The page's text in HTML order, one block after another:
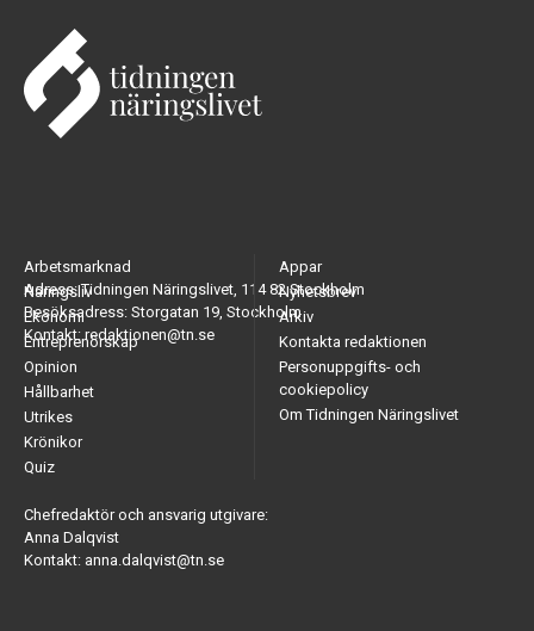
Adress: Tidningen Näringslivet, 114 82 Stockholm
Besöksadress: Storgatan 19, Stockholm
Kontakt: redaktionen@tn.se
Arbetsmarknad
Näringsliv
Ekonomi
Entreprenörskap
Opinion
Hållbarhet
Utrikes
Krönikor
Quiz
Appar
Nyhetsbrev
Arkiv
Kontakta redaktionen
Personuppgifts- och
cookiepolicy
Om Tidningen Näringslivet
Chefredaktör och ansvarig utgivare:
Anna Dalqvist
Kontakt: anna.dalqvist@tn.se